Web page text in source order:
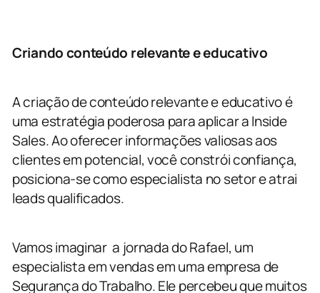
Criando conteúdo relevante e educativo
A criação de conteúdo relevante e educativo é
uma estratégia poderosa para aplicar a Inside
Sales. Ao oferecer informações valiosas aos
clientes em potencial, você constrói confiança,
posiciona-se como especialista no setor e atrai
leads qualificados.
Vamos imaginar a jornada do Rafael, um
especialista em vendas em uma empresa de
Segurança do Trabalho. Ele percebeu que muitos